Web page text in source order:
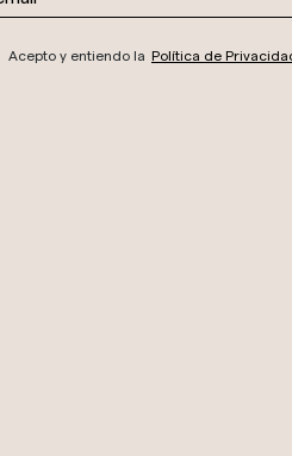
Acepto y entiendo la Política de